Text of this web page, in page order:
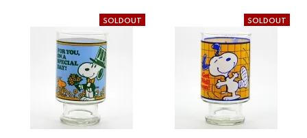
SOLDOUT SOLDOUT